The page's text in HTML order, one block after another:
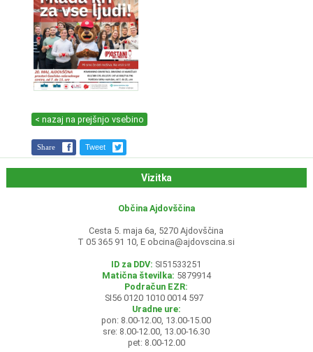
< nazaj na prejšnjo vsebino
Share Tweet
Vizitka
Občina Ajdovščina
Cesta 5. maja 6a, 5270 Ajdovščina
T 05 365 91 10, E obcina@ajdovscina.si
ID za DDV: SI51533251
Matična številka: 5879914
Podračun EZR:
SI56 0120 1010 0014 597
Uradne ure:
pon: 8.00-12.00, 13.00-15.00
sre: 8.00-12.00, 13.00-16.30
pet: 8.00-12.00